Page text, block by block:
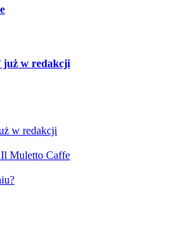
w redakcji
w redakcji
Muletto Caffe